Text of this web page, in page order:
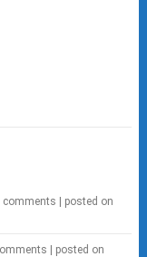
comments
posted on
posted on